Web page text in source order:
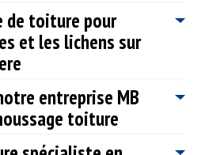
la toiture, il existe des méthodes
être composé de plusieurs
et le démoussage soit
soient adaptées selon
selon le type de revêtement de
des travaux, il faut aussi tenir
pour des toitures. MB Toiture est
de toiture pour
et les lichens sur
utilisées pour la prévention contre
si l’application des solutions
il est toujours plus mieux de
cas, les mousses peuvent s’en
entreprise MB
toiture